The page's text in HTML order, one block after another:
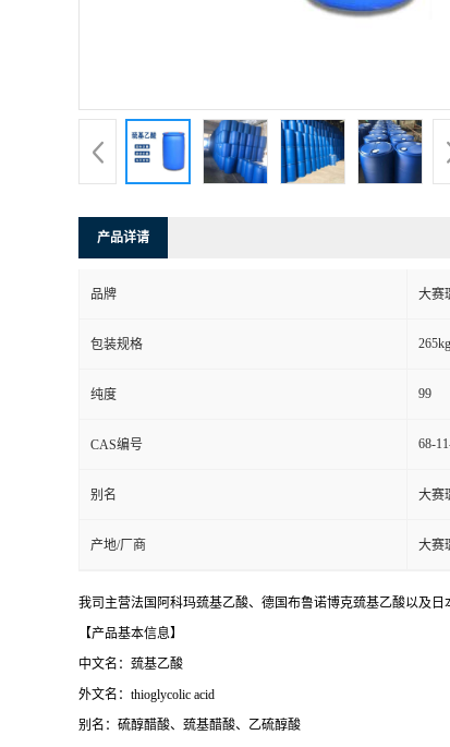
产品详请
品牌 大赛
包装规格 265kg
纯度 99
CAS编号 68-
别名 大赛
产地/厂商 大赛
我司主营法国阿科玛巯基乙酸、德国布鲁诺博克巯基乙酸以及
【产品基本信息】
中文名：巯基乙酸
外文名：thioglycolic acid
别名：硫醇醋酸、巯基醋酸、乙硫醇酸